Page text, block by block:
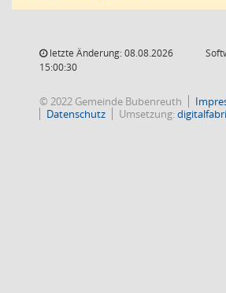
letzte Änderung: 08.08.2026
15:00:30
© 2022 Gemeinde Bubenreuth
Datenschutz
Umsetzung: